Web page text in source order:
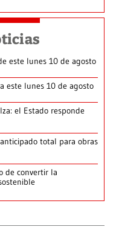
este lunes 10 de agosto
este lunes 10 de agosto
el Estado responde
total para obras
de convertir la